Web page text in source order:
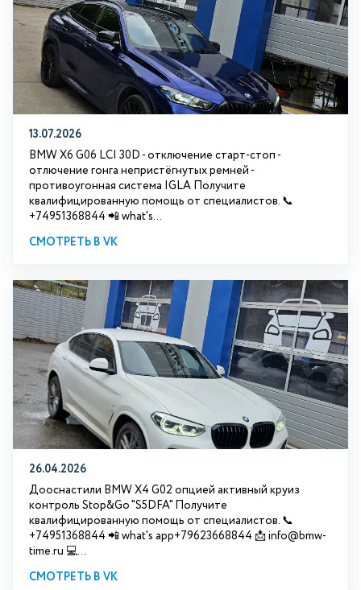
13.07.2026
BMW X6 G06 LCI 30D - отключение старт-стоп -
отлючение гонга непристёгнутых ремней -
противоугонная система IGLA Получите
квалифицированную помощь от специалистов. 📞
+74951368844 📲 what's...
СМОТРЕТЬ В VK
26.04.2026
Дооснастили BMW X4 G02 опцией активный круиз
контроль Stop&Go "S5DFA" Получите
квалифицированную помощь от специалистов. 📞
+74951368844 📲 what's app+79623668844 📩 info@bmw-
time.ru 💻...
СМОТРЕТЬ В VK